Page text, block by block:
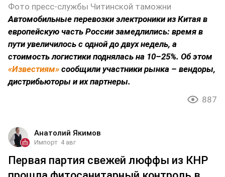
Фото пресс-службы Читинской таможни
Автомобильные перевозки электроники из Китая в
европейскую часть России замедлились: время в
пути увеличилось с одной до двух недель, а
стоимость логистики поднялась на 10–25%. Об этом
«Известиям» сообщили участники рынка – вендоры,
дистрибьюторы и их партнеры.
887
Анатолий Якимов
Импорт 4 авг
Первая партия свежей люффы из КНР